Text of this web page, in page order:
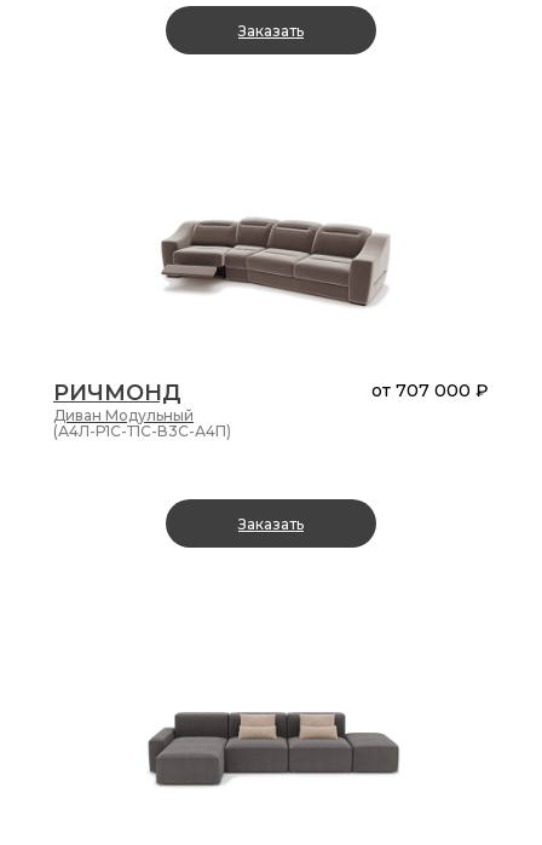
Заказать
РИЧМОНД
Диван Модульный
от 707 000 ₽
(А4Л-Р1С-Т1С-В3С-А4П)
Заказать